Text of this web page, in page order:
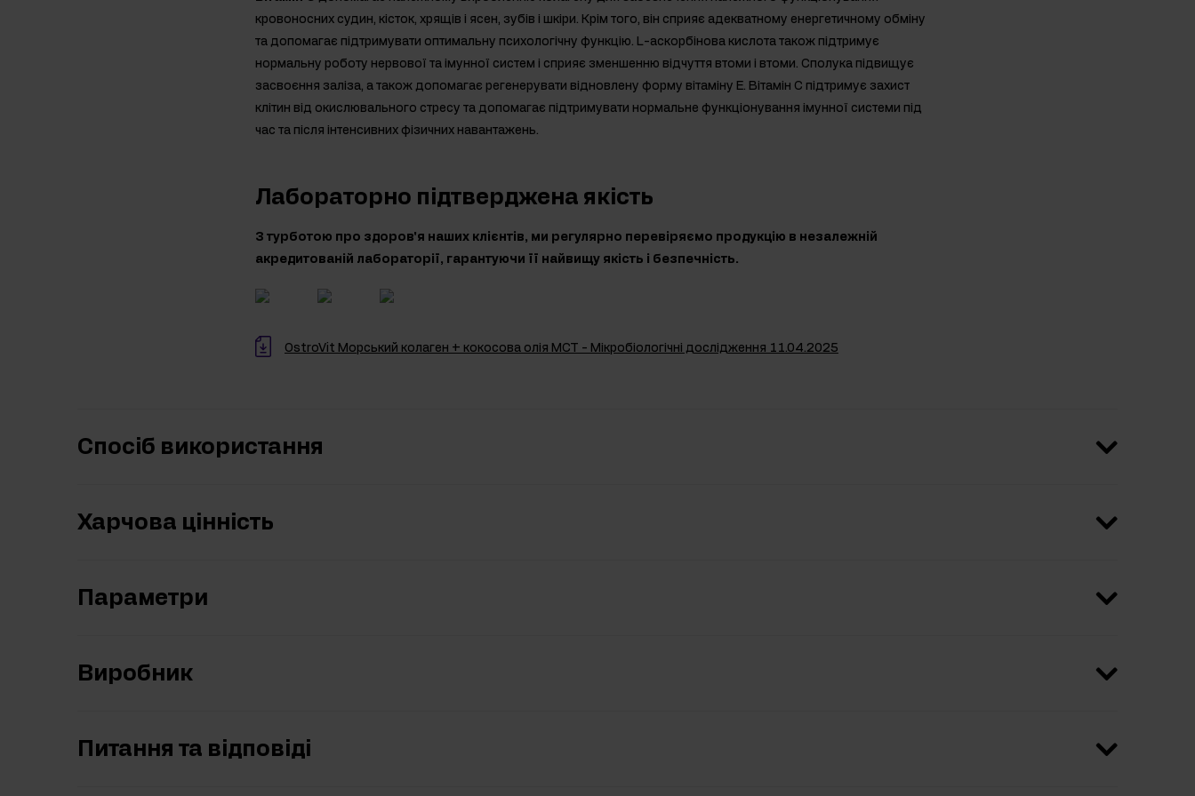
кровоносних судин, кісток, хрящів і ясен, зубів і шкіри. Крім того, він сприяє адекватному енергетичному обміну
та допомагає підтримувати оптимальну психологічну функцію. L-аскорбінова кислота також підтримує
нормальну роботу нервової та імунної систем і сприяє зменшенню відчуття втоми і втоми. Сполука підвищує
засвоєння заліза, а також допомагає регенерувати відновлену форму вітаміну Е. Вітамін С підтримує захист
клітин від окислювального стресу та допомагає підтримувати нормальне функціонування імунної системи під
час та після інтенсивних фізичних навантажень.
Лабораторно підтверджена якість
З турботою про здоров'я наших клієнтів, ми регулярно перевіряємо продукцію в незалежній
акредитованій лабораторії, гарантуючи її найвищу якість і безпечність.
OstroVit Морський колаген + кокосова олія MCT - Мікробіологічні дослідження 11.04.2025
Спосіб використання
Харчова цінність
Параметри
Виробник
Питання та відповіді